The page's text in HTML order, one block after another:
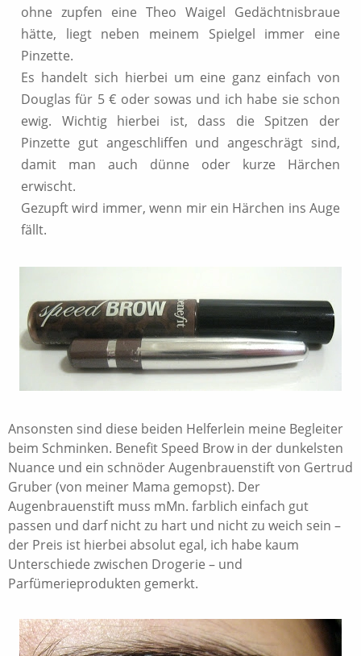
ohne zupfen eine Theo Waigel Gedächtnisbraue
hätte, liegt neben meinem Spielgel immer eine
Pinzette.
Es handelt sich hierbei um eine ganz einfach von
Douglas für 5 € oder sowas und ich habe sie schon
ewig. Wichtig hierbei ist, dass die Spitzen der
Pinzette gut angeschliffen und angeschrägt sind,
damit man auch dünne oder kurze Härchen
erwischt.
Gezupft wird immer, wenn mir ein Härchen ins Auge
fällt.
Ansonsten sind diese beiden Helferlein meine Begleiter
beim Schminken. Benefit Speed Brow in der dunkelsten
Nuance und ein schnöder Augenbrauenstift von Gertrud
Gruber (von meiner Mama gemopst). Der
Augenbrauenstift muss mMn. farblich einfach gut
passen und darf nicht zu hart und nicht zu weich sein –
der Preis ist hierbei absolut egal, ich habe kaum
Unterschiede zwischen Drogerie – und
Parfümerieprodukten gemerkt.